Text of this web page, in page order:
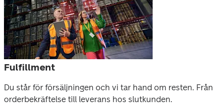
Fulfillment
Du står för försäljningen och vi tar hand om resten. Från
orderbekräftelse till leverans hos slutkunden.